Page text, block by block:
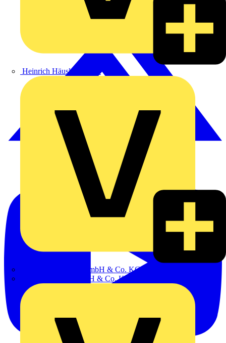
Heinrich Häusler GmbH
Hillmann & Ploog GmbH & Co. KG
Oskar Böttcher GmbH & Co. KG